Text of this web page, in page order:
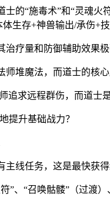
的“施毒术”和“灵魂
生存+神兽输出/承伤+技
疗量和防御辅助效果
堆魔法，而道士的核
追求远程群伤，而道士
提升基础战力？
主线任务，这是最快获
”、“召唤骷髅”（过渡